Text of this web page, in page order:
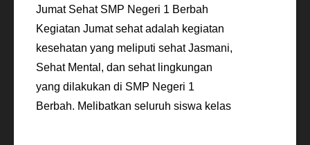
Jumat Sehat SMP Negeri 1 Berbah
Kegiatan Jumat sehat adalah kegiatan
kesehatan yang meliputi sehat Jasmani,
Sehat Mental, dan sehat lingkungan
yang dilakukan di SMP Negeri 1
Berbah. Melibatkan seluruh siswa kelas